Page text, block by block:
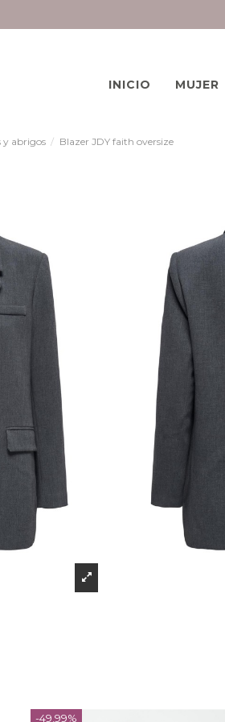
INICIO
MUJER
y abrigos Blazer JDY faith oversize
-49,99%